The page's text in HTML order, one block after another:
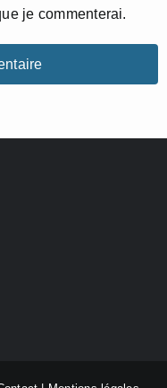
je commenterai.